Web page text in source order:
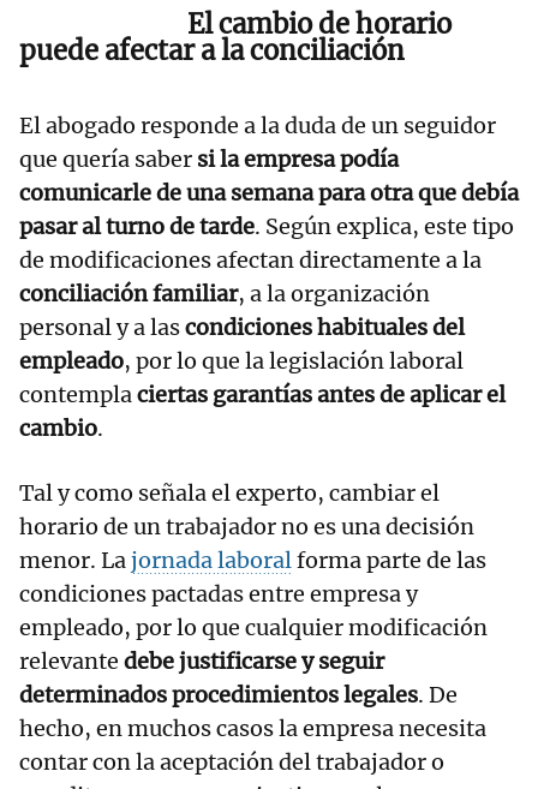
El cambio de horario
puede afectar a la conciliación
El abogado responde a la duda de un seguidor
que quería saber si la empresa podía
comunicarle de una semana para otra que debía
pasar al turno de tarde. Según explica, este tipo
de modificaciones afectan directamente a la
conciliación familiar, a la organización
personal y a lascondiciones habituales del
empleado, por lo que la legislación laboral
contemplaciertas garantías antes de aplicar el
cambio.
Tal y como señala el experto, cambiar el
horario de un trabajador no es una decisión
menor. Lajornada laboralforma parte de las
condiciones pactadas entre empresa y
empleado, por lo que cualquier modificación
relevante debe justificarse y seguir
determinados procedimientos legales. De
hecho, en muchos casos la empresa necesita
contar con la aceptación del trabajador o